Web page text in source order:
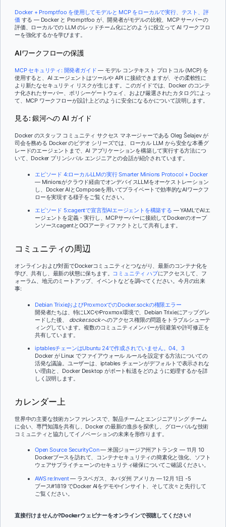
Docker + Promptfoo を使用してモデルと MCP をローカルで実行、テスト、評
価 する — Docker と Promptfoo が、開発者がモデルの比較、MCP サーバーの
評価、ローカルでの LLM のレッドチーム化にどのように役立って AI ワークフロ
ーを強化するかを学びます。
AIワークフローの保護
MCP セキュリティ: 開発者ガイド — モデル コンテキスト プロトコル (MCP) を
使用すると、AI エージェントはツールや API に接続できますが、その柔軟性に
より新たなセキュリティ リスクが生じます。このガイドでは、Docker のコンテ
ナ化されたサーバー、ポリシーゲートウェイ、および厳選されたカタログによっ
て、MCP ワークフローが設計上どのように安全になるかについて説明します。
見る: 銀河への AI ガイド
Docker のスタッフ コミュニティ サクセス マネージャーである Oleg Šelajev が
司会を務める Docker のビデオ シリーズでは、ローカル LLM から安全な本番グ
レードのエージェントまで、AI アプリケーションを構築して実行する方法につ
いて、Docker プリンシパル エンジニアとの会話が紹介されています。
エピソード 4:ローカルLLMの実行 Smarter Minions Protocol + Docker
— Minionsがクラウド経由でオンデバイスLLMをオーケストレーション
し、Docker AIとComposeを用いてプライベートで効率的なAIワークフ
ローを実現する様子をご覧ください。
エピソード 5:cagentで宣言型AIエージェントを構築する — YAMLでAIエ
ージェントを定義・実行し、MCPサーバーに接続してDockerのオープ
ンソースcagentとOCIアーティファクトとして共有します。
コミュニティの周辺
オンラインおよび対面でDockerコミュニティとつながり、最新のコンテナ化を
学び、共有し、最新の状態に保ちます。 コミュニティ ハブにアクセスして、フ
ォーラム、地元のミートアップ、イベントなどを調べてください。今月の出来
事:
Debian TrixieおよびProxmoxでのDocker.sockの権限エラー
開発者たちは、特にLXCやProxmox環境で、Debian Trixieにアップグレ
ードした後、 docker.sockへのアクセス権限の問題をトラブルシューテ
ィングしています。複数のコミュニティメンバーが回避策や許可修正を
共有しています。
iptablesチェーンはUbuntu 24で作成されていません。04。3
Docker が Linux でファイアウォール ルールを設定する方法についての
活発な議論。ユーザーは、iptables チェーンがデフォルトで表示されな
い理由と、Docker Desktop がポート転送をどのように処理するかを詳
しく説明します。
カレンダー上
世界中の主要な技術カンファレンスで、製品チームとエンジニアリング チーム
に会い、専門知識を共有し、Docker の最新の進歩を探求し、グローバルな技術
コミュニティと協力してイノベーションの未来を形作ります。
Open Source SecurityCon— 米国ジョージア州アトランタ — 11月 10
Dockerブースを訪れて、コンテナセキュリティの簡素化と強化、ソフト
ウェアサプライチェーンのセキュリティ確保についてご確認ください。
AWS re:Invent— ラスベガス、ネバダ州 アメリカ — 12月 1日 -5
ブース#1819 でDocker AIをデモやインサイト、そして次々と先行して
ご覧ください。
直接行けませんか?Dockerウェビナーをオンラインで視聴してください!